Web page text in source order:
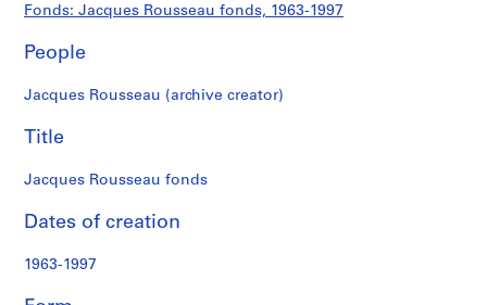
s
:
a
n
t
e
r
fonds
Fonds: Jacques Rousseau fonds, 1963-1997
People
Jacques Rousseau (archive creator)
Title
Jacques Rousseau fonds
Dates of creation
1963-1997